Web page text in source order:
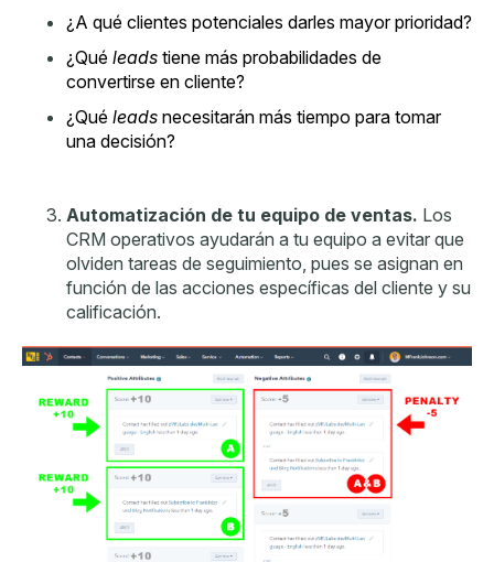
¿A qué clientes potenciales darles mayor prioridad?
¿Qué leads tiene más probabilidades de
convertirse en cliente?
¿Qué leads necesitarán más tiempo para tomar
una decisión?
Automatización de tu equipo de ventas. Los
CRM operativos ayudarán a tu equipo a evitar que
olviden tareas de seguimiento, pues se asignan en
función de las acciones específicas del cliente y su
calificación.